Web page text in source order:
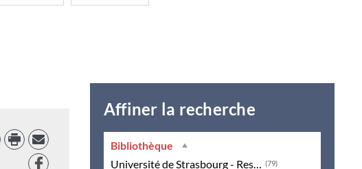
Facebook
Affiner la recherche
Bibliothèque
(79)